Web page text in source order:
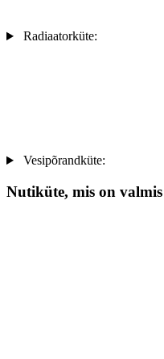
Radiaatorküte:
Vesipõrandküte:
Nutiküte, mis on